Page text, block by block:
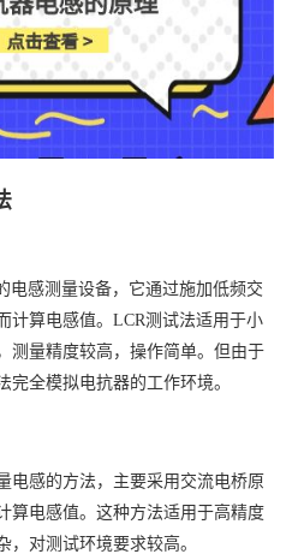
电感测量设备，它通过施加低频交
计算电感值。LCR测试法适用于小
测量精度较高，操作简单。但由于
完全模拟电抗器的工作环境。
电感的方法，主要采用交流电桥原
算电感值。这种方法适用于高精度
，对测试环境要求较高。